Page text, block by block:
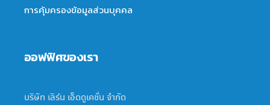
การคุ้มครองข้อมูลส่วนบุคคล
ออฟฟิศของเรา
บริษัท เลิร์น เอ็ดดูเคชั่น จำกัด